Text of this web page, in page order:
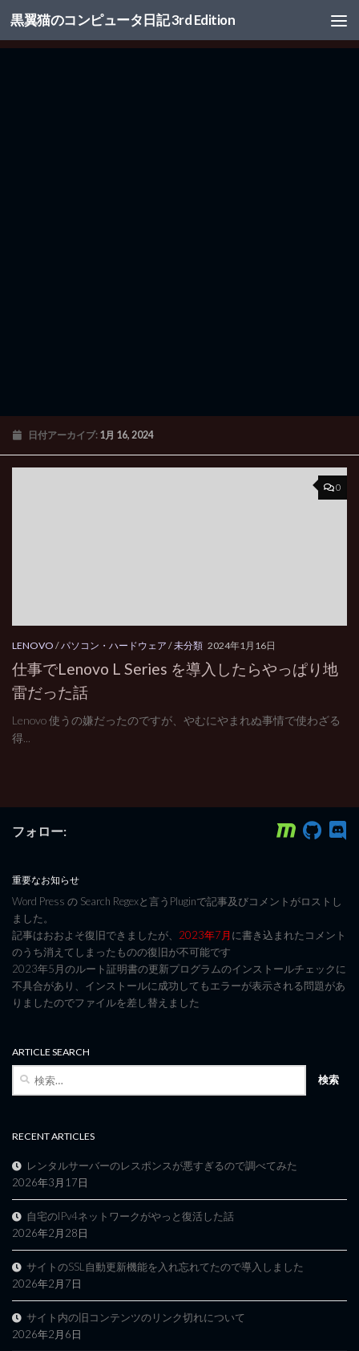
コンテンツへスキップ
黒翼猫のコンピュータ日記 3rd Edition
日付アーカイブ: 1月 16, 2024
0
LENOVO /パソコン・ハードウェア /未分類 2024年1月16日
仕事でLenovo L Series を導入したらやっぱり地
雷だった話
Lenovo 使うの嫌だったのですが、やむにやまれぬ事情で使わざる
得...
フォロー:
重要なお知らせ
Word Press の Search Regexと言うPluginで記事及びコメントがロストし
ました。
記事はおおよそ復旧できましたが、 2023年7月に書き込まれたコメント
のうち消えてしまったものの復旧が不可能です
2023年5月のルート証明書の更新プログラムのインストールチェックに
不具合があり、インストールに成功してもエラーが表示される問題があ
りましたのでファイルを差し替えました
ARTICLE SEARCH
RECENT ARTICLES
レンタルサーバーのレスポンスが悪すぎるので調べてみた
2026年3月17日
自宅のIPv4ネットワークがやっと復活した話
2026年2月28日
サイトのSSL自動更新機能を入れ忘れてたので導入しました
2026年2月7日
サイト内の旧コンテンツのリンク切れについて
2026年2月6日